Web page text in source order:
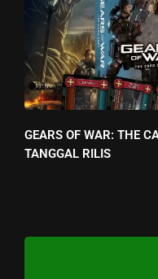
GEARS OF WAR: THE
TANGGAL RILIS